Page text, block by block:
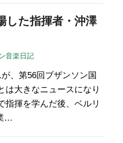
した指揮者・沖澤
音楽日記
、第56回ブザンソン国
は大きなニュースになり
指揮を学んだ後、ベルリ
…